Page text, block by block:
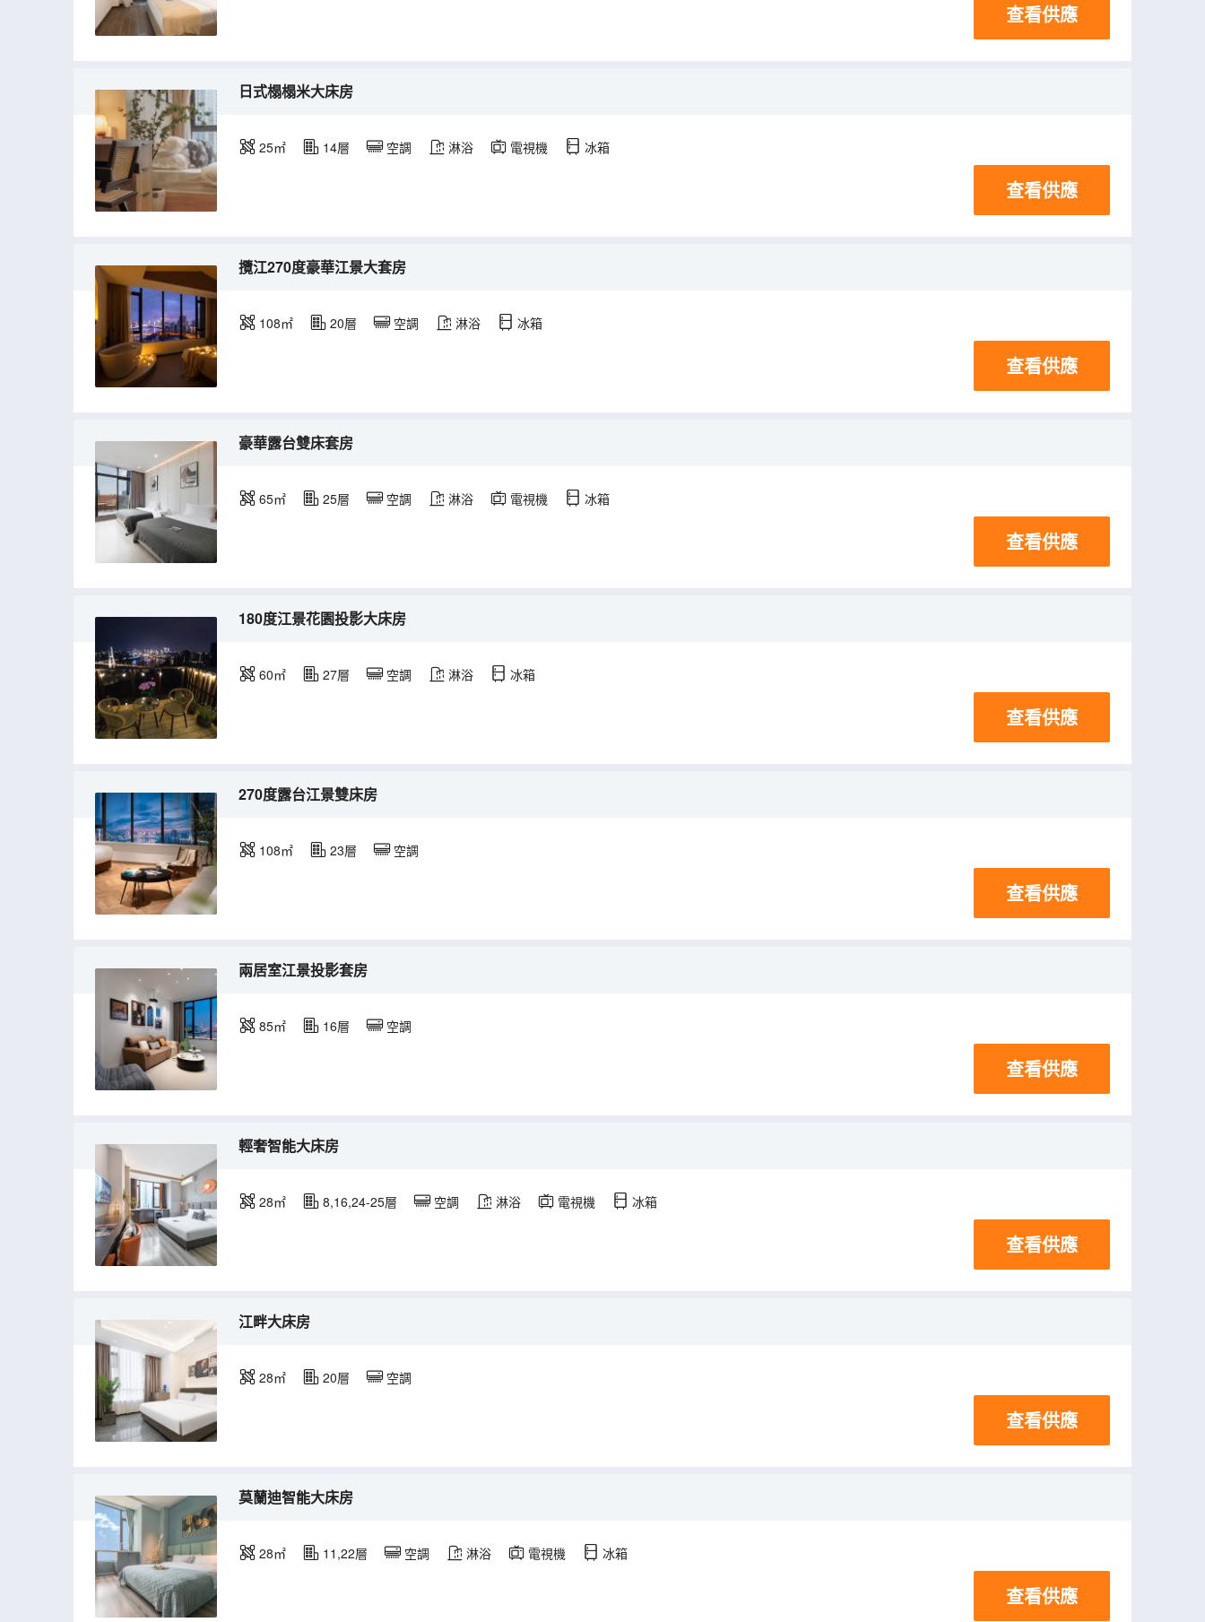
查看供應
日式榻榻米大床房
25㎡ 14層 空調 淋浴 電視機 冰箱
查看供應
攬江270度豪華江景大套房
108㎡ 20層 空調 淋浴 冰箱
查看供應
豪華露台雙床套房
65㎡ 25層 空調 淋浴 電視機 冰箱
查看供應
180度江景花園投影大床房
60㎡ 27層 空調 淋浴 冰箱
查看供應
270度露台江景雙床房
108㎡ 23層 空調
查看供應
兩居室江景投影套房
85㎡ 16層 空調
查看供應
輕奢智能大床房
28㎡ 8,16,24-25層 空調 淋浴 電視機 冰箱
查看供應
江畔大床房
28㎡ 20層 空調
查看供應
莫蘭迪智能大床房
28㎡ 11,22層 空調 淋浴 電視機 冰箱
查看供應